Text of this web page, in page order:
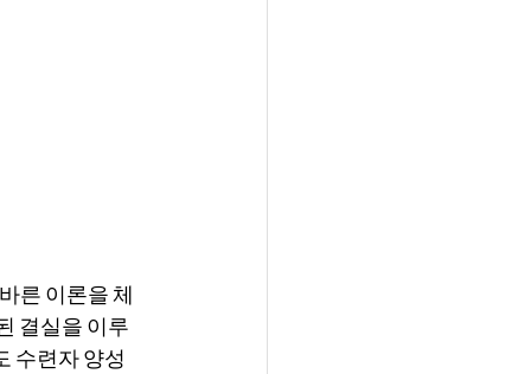
른 이론을 체
결실을 이루
수련자 양성